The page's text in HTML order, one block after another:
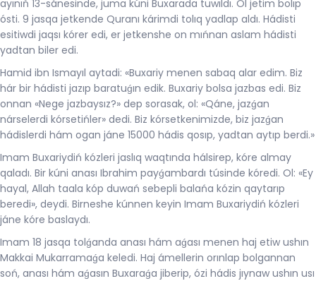
ayınıń 13-sánesinde, juma kúni Buxarada tuwıldı. Ol jetim bolıp
ósti. 9 jasqa jetkende Quranı kárimdi tolıq yadlap aldı. Hádisti
esitiwdi jaqsı kórer edi, er jetkenshe on mıńnan aslam hádisti
yadtan biler edi.
Hamid ibn Ismayıl aytadi: «Buxariy menen sabaq alar edim. Biz
hár bir hádisti jazıp baratuǵın edik. Buxariy bolsa jazbas edi. Biz
onnan «Nege jazbaysız?» dep sorasak, ol: «Qáne, jazǵan
nárselerdi kórsetińler» dedi. Biz kórsetkenimizde, biz jazǵan
hádislerdi hám ogan jáne 15000 hádis qosıp, yadtan aytıp berdi.»
Imam Buxariydiń kózleri jaslıq waqtında hálsirep, kóre almay
qaladı. Bir kúni anası Ibrahim payǵambardı túsinde kóredi. Ol: «Ey
hayal, Allah taala kóp duwań sebepli balańa kózin qaytarıp
beredi», deydi. Birneshe kúnnen keyin Imam Buxariydiń kózleri
jáne kóre baslaydı.
Imam 18 jasqa tolǵanda anası hám aǵası menen haj etiw ushın
Makkai Mukarramaǵa keledi. Haj ámellerin orınlap bolgannan
soń, anası hám aǵasın Buxaraǵa jiberip, ózi hádis jıynaw ushın usı